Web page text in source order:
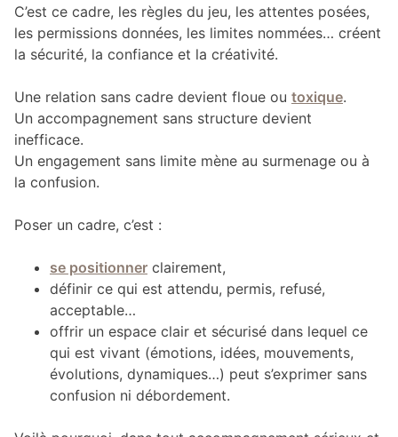
C’est ce cadre, les règles du jeu, les attentes posées,
les permissions données, les limites nommées… créent
la sécurité, la confiance et la créativité.
Une relation sans cadre devient floue ou toxique.
Un accompagnement sans structure devient
inefficace.
Un engagement sans limite mène au surmenage ou à
la confusion.
Poser un cadre, c’est :
se positionner clairement,
définir ce qui est attendu, permis, refusé,
acceptable…
offrir un espace clair et sécurisé dans lequel ce
qui est vivant (émotions, idées, mouvements,
évolutions, dynamiques…) peut s’exprimer sans
confusion ni débordement.